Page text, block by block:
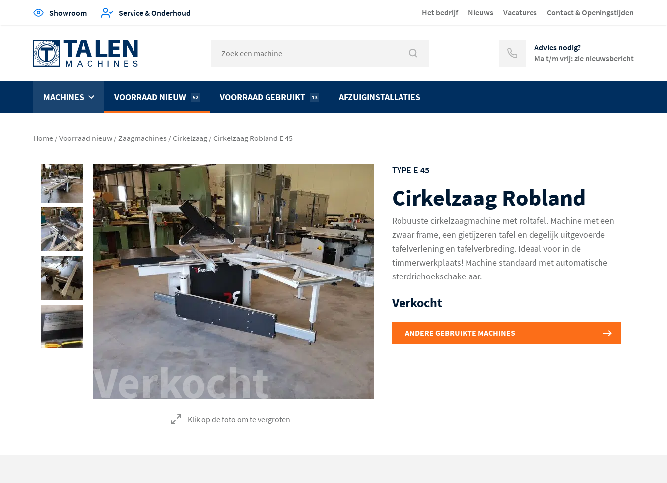
Showroom Service & Onderhoud Het bedrijf Nieuws Vacatures Contact & Openingstijden
Advies nodig?
Ma t/m vrij: zie nieuwsbericht
MACHINES VOORRAAD NIEUW 52 VOORRAAD GEBRUIKT 13 AFZUIGINSTALLATIES
Home /Voorraad nieuw /Zaagmachines / Cirkelzaag / Cirkelzaag Robland E 45
Verkocht
TYPE E 45
Cirkelzaag Robland
Robuuste cirkelzaagmachine met roltafel. Machine met een
zwaar frame, een gietijzeren tafel en degelijk uitgevoerde
tafelverlening en tafelverbreding. Ideaal voor in de
timmerwerkplaats! Machine standaard met automatische
sterdriehoekschakelaar.
Verkocht
ANDERE GEBRUIKTE MACHINES
Klik op de foto om te vergroten